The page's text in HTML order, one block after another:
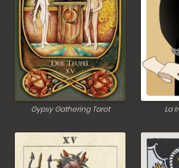
Gypsy Gathering Tarot La